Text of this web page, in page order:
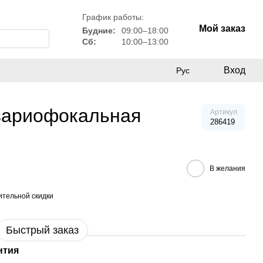
График работы:
Будние:
09:00–18:00
Сб:
10:00–13:00
Мой заказ
Рус Вход
Артикул
286419
В желания
скидки
Быстрый заказ